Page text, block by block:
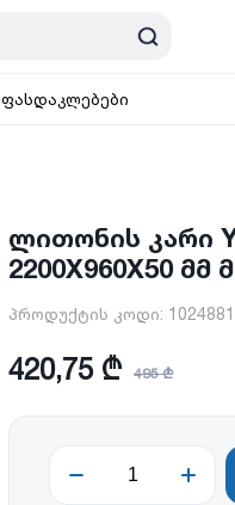
ფასდაკლებები
ლითონის კარი
2200X960X50 მმ
პროდუქტის კოდი: 1024881
420,75 ₾ 495 ₾